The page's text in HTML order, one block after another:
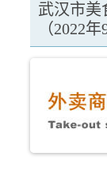
武汉市美
（2022